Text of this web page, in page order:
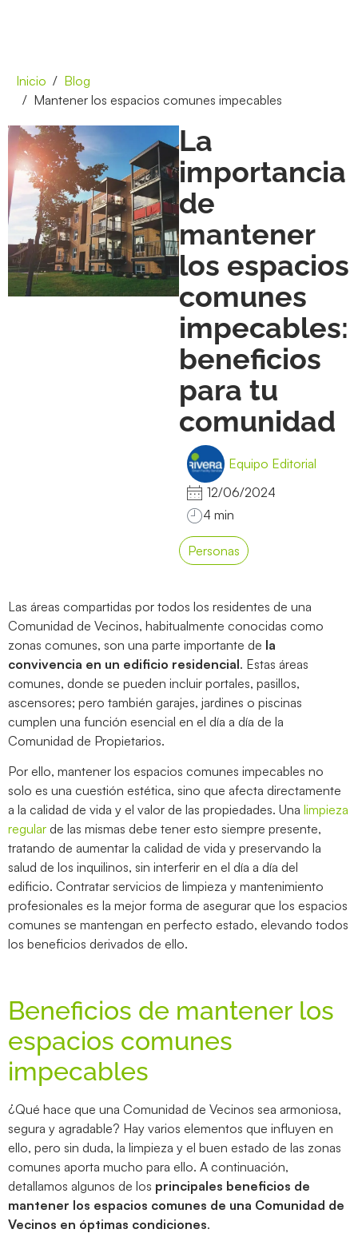
Inicio
Blog
Mantener los espacios comunes impecables
La
importancia
de
mantener
los espacios
comunes
impecables:
beneficios
para tu
comunidad
Equipo Editorial
12/06/2024
Personas
Las áreas compartidas por todos los residentes de una
Comunidad de Vecinos, habitualmente conocidas como
zonas comunes, son una parte importante de la
convivencia en un edificio residencial. Estas áreas
comunes, donde se pueden incluir portales, pasillos,
ascensores; pero también garajes, jardines o piscinas
cumplen una función esencial en el día a día de la
Comunidad de Propietarios.
Por ello, mantener los espacios comunes impecables no
solo es una cuestión estética, sino que afecta directamente
a la calidad de vida y el valor de las propiedades. Una limpieza
regular de las mismas debe tener esto siempre presente,
tratando de aumentar la calidad de vida y preservando la
salud de los inquilinos, sin interferir en el día a día del
edificio. Contratar servicios de limpieza y mantenimiento
profesionales es la mejor forma de asegurar que los espacios
comunes se mantengan en perfecto estado, elevando todos
los beneficios derivados de ello.
Beneficios de mantener los
espacios comunes
impecables
¿Qué hace que una Comunidad de Vecinos sea armoniosa,
segura y agradable? Hay varios elementos que influyen en
ello, pero sin duda, la limpieza y el buen estado de las zonas
comunes aporta mucho para ello. A continuación,
detallamos algunos de los principales beneficios de
mantener los espacios comunes de una Comunidad de
Vecinos en óptimas condiciones.